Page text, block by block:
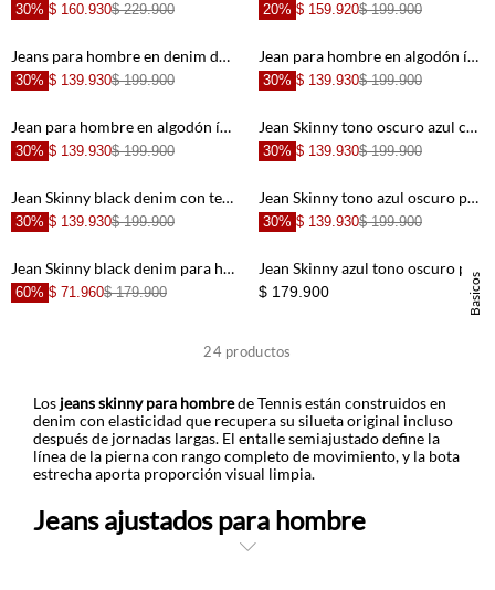
+ +
+ +
+ +
+
30% $ 160.930$ 229.900
+
20% $ 159.920$ 199.900
Jeans para hombre en denim de algodón azul claro skinny con lavado desgastado suave
30% $ 139.930$ 199.900
Jean para hombre en algodón índigo corte ajustado desvanecido
30% $ 139.930$ 199.900
+
Jean para hombre en algodón índigo skinny con costuras contrastadas
30% $ 139.930$ 199.900
Jean Skinny tono oscuro azul con diseño limpio para hombre
30% $ 139.930$ 199.900
+
Jean Skinny black denim con textura suave para hombre
30% $ 139.930$ 199.900
Jean Skinny tono azul oscuro para hombre
30% $ 139.930$ 199.900
Jean Skinny black denim para hombre
60% $ 71.960$ 179.900 Basicos
Jean Skinny azul tono oscuro para hombre
$ 179.900
24 productos
Los jeans skinny para hombrede Tennis están construidos en
denim con elasticidad que recupera su silueta original incluso
después de jornadas largas. El entalle semiajustado define la
línea de la pierna con rango completo de movimiento, y la bota
estrecha aporta proporción visual limpia.
Jeans ajustados para hombre